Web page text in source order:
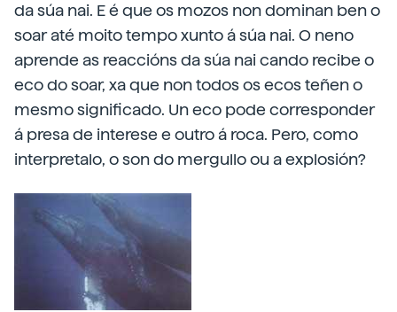
da súa nai. E é que os mozos non dominan ben o
soar até moito tempo xunto á súa nai. O neno
aprende as reaccións da súa nai cando recibe o
eco do soar, xa que non todos os ecos teñen o
mesmo significado. Un eco pode corresponder
á presa de interese e outro á roca. Pero, como
interpretalo, o son do mergullo ou a explosión?